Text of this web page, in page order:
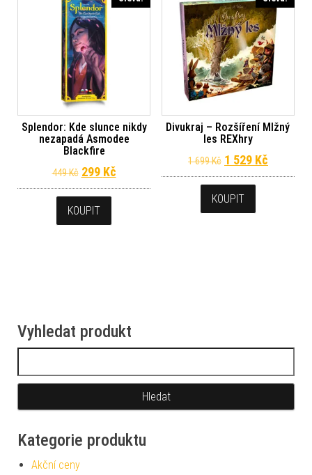
Splendor: Kde slunce nikdy
nezapadá Asmodee
Blackfire
449Kč Původní cena byla: 449 Kč.
299 KčAktuální cena je: 299 Kč.
KOUPIT
Divukraj – Rozšíření Mlžný
les REXhry
1 699Kč Původní cena
1 529 KčAktuální
KOUPIT
Vyhledat produkt
Kategorie produktu
Akční ceny